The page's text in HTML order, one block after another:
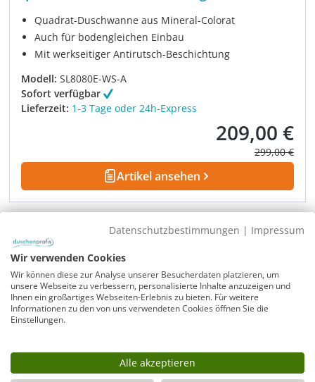
Quadrat-Duschwanne aus Mineral-Colorat
Auch für bodengleichen Einbau
Mit werkseitiger Antirutsch-Beschichtung
Modell: SL8080E-WS-A
Sofort verfügbar
Lieferzeit: 1-3 Tage oder 24h-Express
Verkaufspreis:
209,00 €
Regulärer
299,00 €
Artikel ansehen
Datenschutzbestimmungen | Impressum
Wir verwenden Cookies
Wir können diese zur Analyse unserer Besucherdaten platzieren, um
unsere Webseite zu verbessern, personalisierte Inhalte anzuzeigen und
Ihnen ein großartiges Webseiten-Erlebnis zu bieten. Für weitere
Informationen zu den von uns verwendeten Cookies öffnen Sie die
Einstellungen.
Alle akzeptieren